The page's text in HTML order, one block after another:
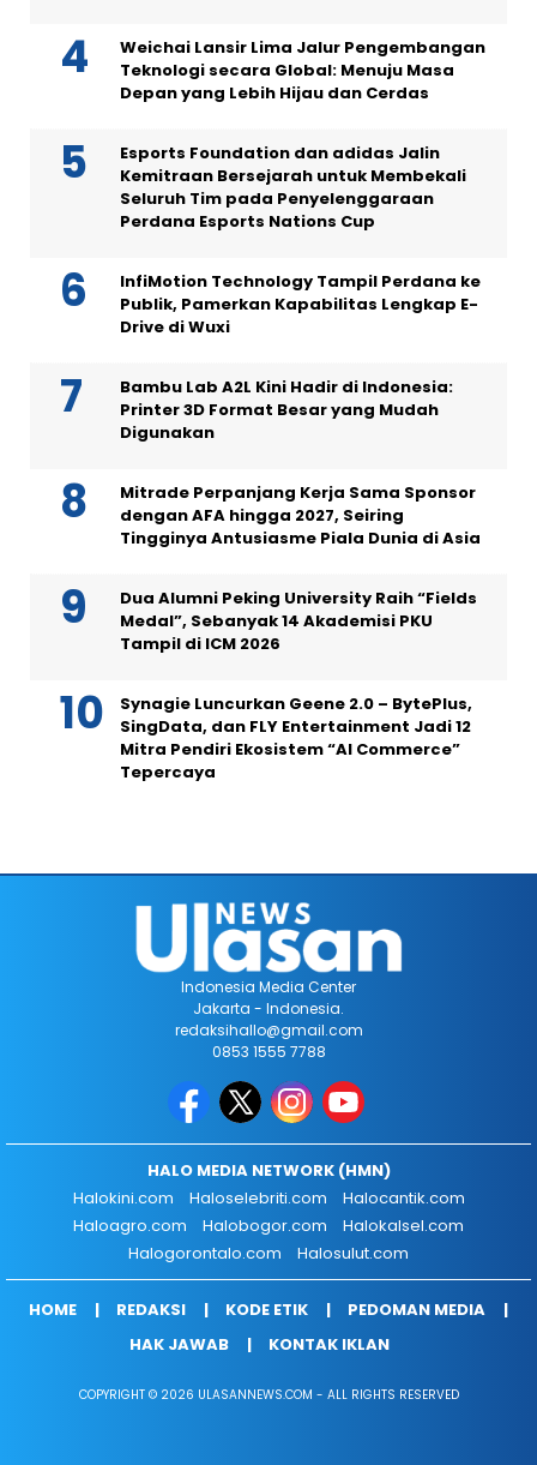
Weichai Lansir Lima Jalur Pengembangan
Teknologi secara Global: Menuju Masa
Depan yang Lebih Hijau dan Cerdas
Esports Foundation dan adidas Jalin
Kemitraan Bersejarah untuk Membekali
Seluruh Tim pada Penyelenggaraan
Perdana Esports Nations Cup
InfiMotion Technology Tampil Perdana ke
Publik, Pamerkan Kapabilitas Lengkap E-
Drive di Wuxi
Bambu Lab A2L Kini Hadir di Indonesia:
Printer 3D Format Besar yang Mudah
Digunakan
Mitrade Perpanjang Kerja Sama Sponsor
dengan AFA hingga 2027, Seiring
Tingginya Antusiasme Piala Dunia di Asia
Dua Alumni Peking University Raih “Fields
Medal”, Sebanyak 14 Akademisi PKU
Tampil di ICM 2026
Synagie Luncurkan Geene 2.0 – BytePlus,
SingData, dan FLY Entertainment Jadi 12
Mitra Pendiri Ekosistem “AI Commerce”
Tepercaya
Indonesia Media Center
Jakarta - Indonesia.
redaksihallo@gmail.com
0853 1555 7788
HALO MEDIA NETWORK (HMN)
Halokini.com
Haloselebriti.com
Halocantik.com
Haloagro.com
Halobogor.com
Halokalsel.com
Halogorontalo.com
Halosulut.com
HOME REDAKSI KODE ETIK
PEDOMAN MEDIA
HAK JAWAB
KONTAK IKLAN
COPYRIGHT © 2026 ULASANNEWS.COM - ALL RIGHTS RESERVED